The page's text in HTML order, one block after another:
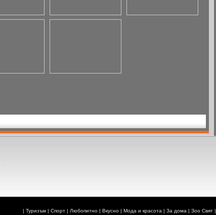
| Туризъм| Спорт| Любопитно| Вкусно| Мода и красота | За дома | Зоо Свят|